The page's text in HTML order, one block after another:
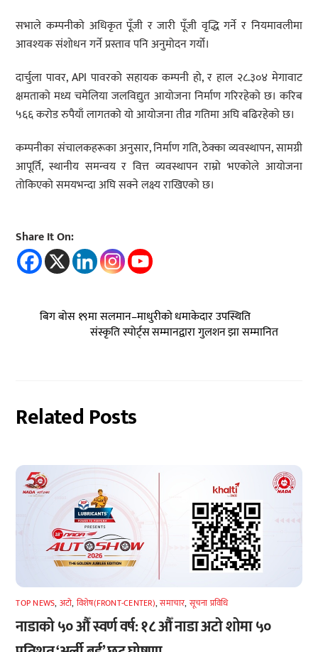
सभाले कम्पनीको अधिकृत पूँजी र जारी पूँजी वृद्धि गर्ने र नियमावलीमा
आवश्यक संशोधन गर्ने प्रस्ताव पनि अनुमोदन गर्यो।
दार्चुला पावर, API पावरको सहायक कम्पनी हो, र हाल २८.३०४ मेगावाट
क्षमताको मध्य चमेलिया जलविद्युत आयोजना निर्माण गरिरहेको छ। करिब
५६६ करोड रुपैयाँ लागतको यो आयोजना तीव्र गतिमा अघि बढिरहेको छ।
कम्पनीका संचालकहरूका अनुसार, निर्माण गति, ठेक्का व्यवस्थापन, सामग्री
आपूर्ति, स्थानीय समन्वय र वित्त व्यवस्थापन राम्रो भएकोले आयोजना
तोकिएको समयभन्दा अघि सक्ने लक्ष्य राखिएको छ।
Share It On:
बिग बोस १९मा सलमान–माधुरीको धमाकेदार उपस्थिति
संस्कृति स्पोर्ट्स सम्मानद्वारा गुलशन झा सम्मानित
Related Posts
TOP NEWS, अटाे, विशेष(FRONT-CENTER),समाचार, सूचना प्रविधि
नाडाको ५० औँ स्वर्ण वर्ष: १८ औँ नाडा अटो शोमा ५०